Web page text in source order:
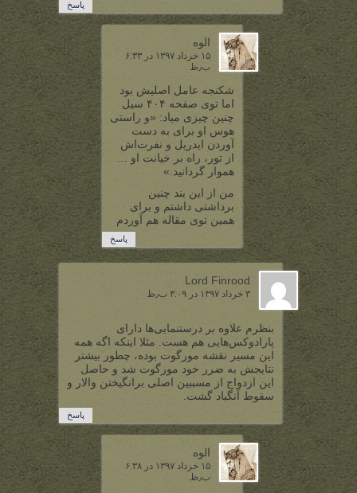
پاسخ
الوه
۱۵ خرداد ۱۳۹۷ در ۶:۳۳
ب٫ظ
شکنجه عامل اصلیش بود
اما توی صفحه ۴۰۴ سیل
چنین چیزی میاد: «و راستی
هوس او برای به دست
آوردن ایدریل و نفرت‌اش
از تور، راه بر خیانت او …
هموار گردانید.»
من از این بند چنین
برداشتی داشتم و برای
همین توی مقاله هم آوردم
پاسخ
Lord Finrood
۳ خرداد ۱۳۹۷ در ۴:۰۹ ب٫ظ
بنظرم علاوه بر درستنمایی‌ها دارای
پارادوکس‌هایی هم هست. مثلا اینکه اگه همه
این مسیر نقشه مورگوت بوده، چطور بیشتر
نتایجش به ضرر خود مورگوت شد و حاصل
این ازدواج از مسببین اصلی برانگیختن والار و
سقوط آنگباد گشت.
پاسخ
الوه
۱۵ خرداد ۱۳۹۷ در ۶:۳۸
ب٫ظ